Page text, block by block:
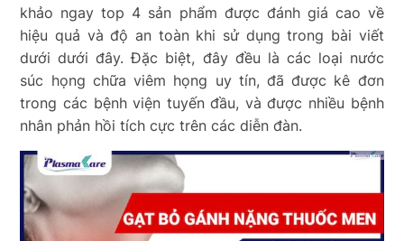
khảo ngay top 4 sản phẩm được đánh giá cao về
hiệu quả và độ an toàn khi sử dụng trong bài viết
dưới dưới đây. Đặc biệt, đây đều là các loại nước
súc họng chữa viêm họng uy tín, đã được kê đơn
trong các bệnh viện tuyến đầu, và được nhiều bệnh
nhân phản hồi tích cực trên các diễn đàn.